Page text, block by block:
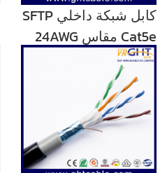
كابل شبكة داخلي SFTP
Cat5e مقاس 24AWG
أزرق رمادي PVC